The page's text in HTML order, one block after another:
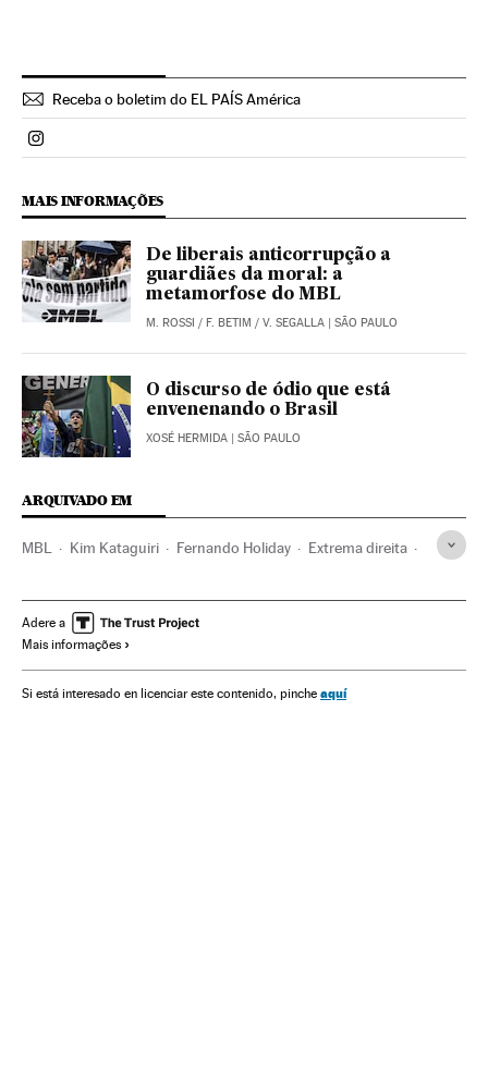
Receba o boletim do EL PAÍS América
Politica El País Brasil en Instagram
MAIS INFORMAÇÕES
De liberais anticorrupção a
guardiães da moral: a
metamorfose do MBL
M. ROSSI / F. BETIM / V. SEGALLA | SÃO PAULO
O discurso de ódio que está
envenenando o Brasil
XOSÉ HERMIDA | SÃO PAULO
ARQUIVADO EM
MBL Kim Kataguiri Fernando Holiday Extrema direita
Jair Bolsonaro Fake news
Movimentos sociais
América Latina Ideologias América Internet
Adere a
Mais informações
Si está interesado en licenciar este contenido, pinche aquí